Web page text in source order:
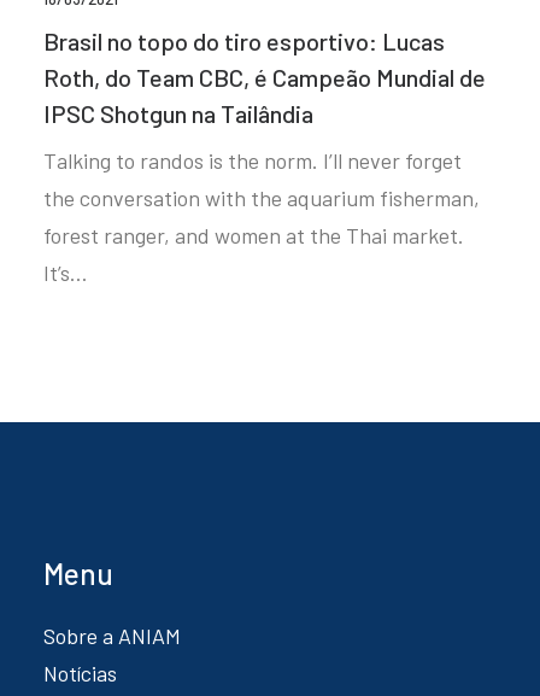
Brasil no topo do tiro esportivo: Lucas
Roth, do Team CBC, é Campeão Mundial de
IPSC Shotgun na Tailândia
Talking to randos is the norm. I’ll never forget
the conversation with the aquarium fisherman,
forest ranger, and women at the Thai market.
It’s…
Menu
Sobre a ANIAM
Notícias